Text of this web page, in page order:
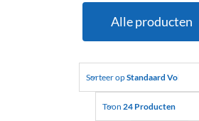
Alle producten
Sorteer opStandaard Volgorde
Toon 24 Producten